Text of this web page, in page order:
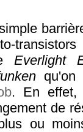
Everlight
qu'on
. En
de
ou